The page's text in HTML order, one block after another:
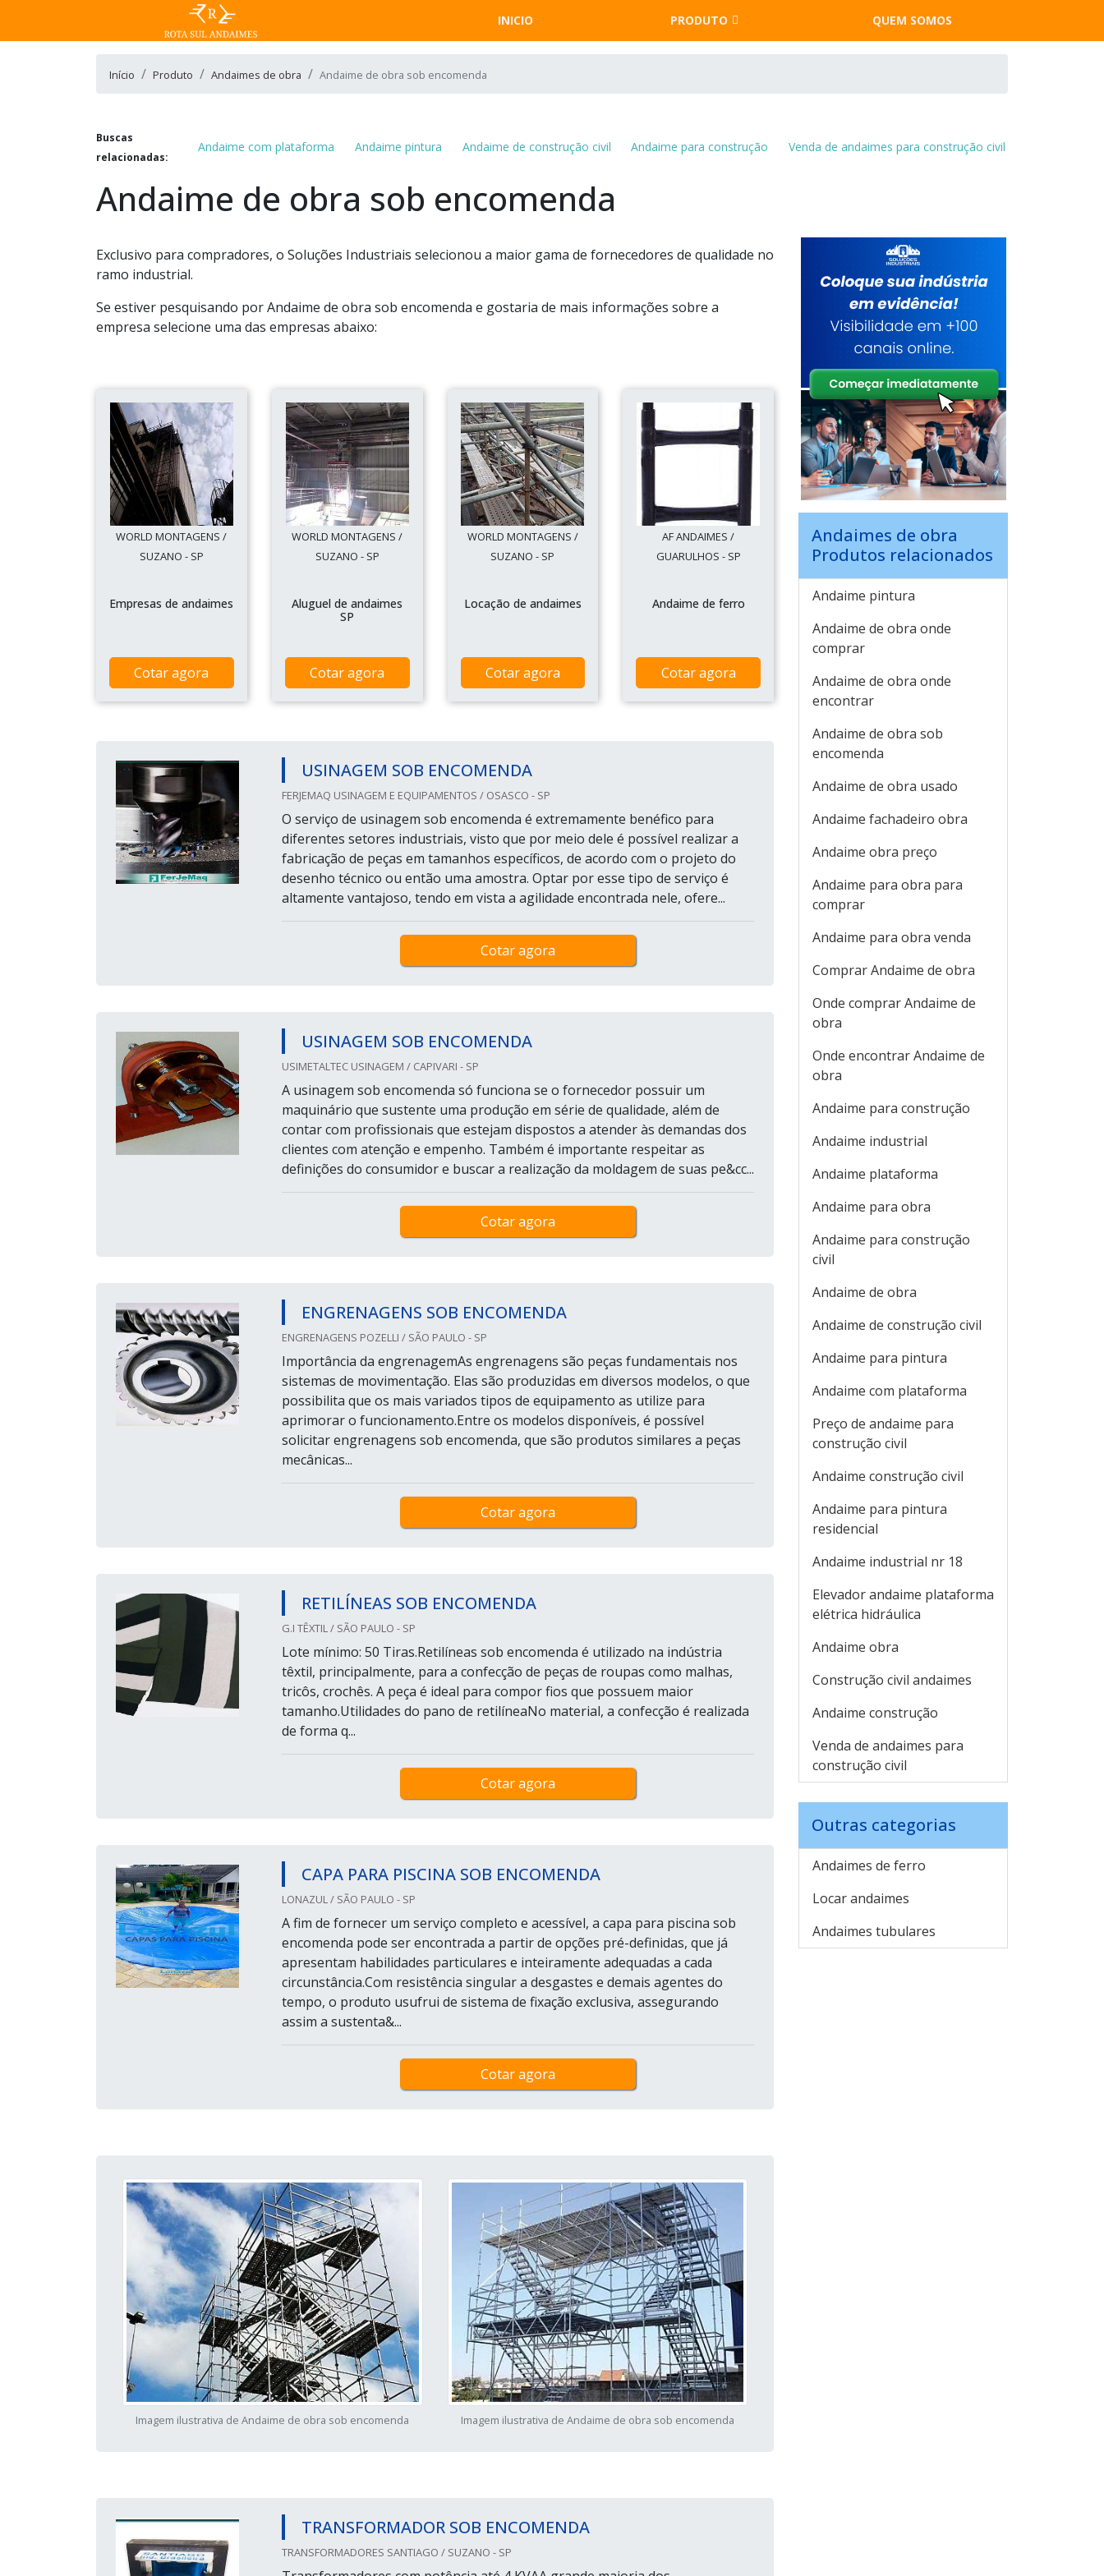
INICIO PRODUTO QUEM SOMOS
Início Produto Andaimes de obra Andaime de obra sob encomenda
Buscas
relacionadas:
Andaime com plataforma Andaime pintura Andaime de construção civil Andaime para construção Venda de andaimes para construção civil
Andaime de obra sob encomenda
Exclusivo para compradores, o Soluções Industriais selecionou a maior gama de fornecedores de qualidade no
ramo industrial.
Se estiver pesquisando por Andaime de obra sob encomenda e gostaria de mais informações sobre a
empresa selecione uma das empresas abaixo:
WORLD MONTAGENS /
SUZANO - SP
Empresas de andaimes
Cotar agora
WORLD MONTAGENS /
SUZANO - SP
Aluguel de andaimes
SP
Cotar agora
WORLD MONTAGENS /
SUZANO - SP
Locação de andaimes
Cotar agora
AF ANDAIMES /
GUARULHOS - SP
Andaime de ferro
Cotar agora
USINAGEM SOB ENCOMENDA
FERJEMAQ USINAGEM E EQUIPAMENTOS / OSASCO - SP
O serviço de usinagem sob encomenda é extremamente benéfico para
diferentes setores industriais, visto que por meio dele é possível realizar a
fabricação de peças em tamanhos específicos, de acordo com o projeto do
desenho técnico ou então uma amostra. Optar por esse tipo de serviço é
altamente vantajoso, tendo em vista a agilidade encontrada nele, ofere...
Cotar agora
USINAGEM SOB ENCOMENDA
USIMETALTEC USINAGEM / CAPIVARI - SP
A usinagem sob encomenda só funciona se o fornecedor possuir um
maquinário que sustente uma produção em série de qualidade, além de
contar com profissionais que estejam dispostos a atender às demandas dos
clientes com atenção e empenho. Também é importante respeitar as
definições do consumidor e buscar a realização da moldagem de suas pe&cc...
Cotar agora
ENGRENAGENS SOB ENCOMENDA
ENGRENAGENS POZELLI / SÃO PAULO - SP
Importância da engrenagemAs engrenagens são peças fundamentais nos
sistemas de movimentação. Elas são produzidas em diversos modelos, o que
possibilita que os mais variados tipos de equipamento as utilize para
aprimorar o funcionamento.Entre os modelos disponíveis, é possível
solicitar engrenagens sob encomenda, que são produtos similares a peças
mecânicas...
Cotar agora
RETILÍNEAS SOB ENCOMENDA
G.I TÊXTIL / SÃO PAULO - SP
Lote mínimo: 50 Tiras.Retilíneas sob encomenda é utilizado na indústria
têxtil, principalmente, para a confecção de peças de roupas como malhas,
tricôs, crochês. A peça é ideal para compor fios que possuem maior
tamanho.Utilidades do pano de retilíneaNo material, a confecção é realizada
de forma q...
Cotar agora
CAPA PARA PISCINA SOB ENCOMENDA
LONAZUL / SÃO PAULO - SP
A fim de fornecer um serviço completo e acessível, a capa para piscina sob
encomenda pode ser encontrada a partir de opções pré-definidas, que já
apresentam habilidades particulares e inteiramente adequadas a cada
circunstância.Com resistência singular a desgastes e demais agentes do
tempo, o produto usufrui de sistema de fixação exclusiva, assegurando
assim a sustenta&...
Cotar agora
Imagem ilustrativa de Andaime de obra sob encomenda Imagem ilustrativa de Andaime de obra sob encomenda
TRANSFORMADOR SOB ENCOMENDA
TRANSFORMADORES SANTIAGO / SUZANO - SP
Andaimes de obra
Produtos relacionados
Andaime pintura
Andaime de obra onde
comprar
Andaime de obra onde
encontrar
Andaime de obra sob
encomenda
Andaime de obra usado
Andaime fachadeiro obra
Andaime obra preço
Andaime para obra para
comprar
Andaime para obra venda
Comprar Andaime de obra
Onde comprar Andaime de
obra
Onde encontrar Andaime de
obra
Andaime para construção
Andaime industrial
Andaime plataforma
Andaime para obra
Andaime para construção
civil
Andaime de obra
Andaime de construção civil
Andaime para pintura
Andaime com plataforma
Preço de andaime para
construção civil
Andaime construção civil
Andaime para pintura
residencial
Andaime industrial nr 18
Elevador andaime plataforma
elétrica hidráulica
Andaime obra
Construção civil andaimes
Andaime construção
Venda de andaimes para
construção civil
Outras categorias
Andaimes de ferro
Locar andaimes
Andaimes tubulares